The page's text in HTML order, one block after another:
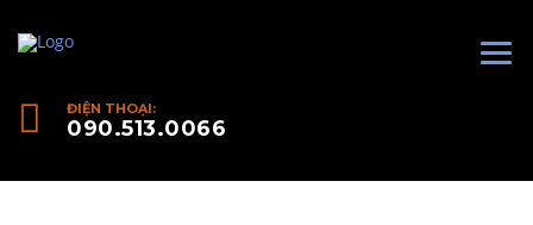
ĐIỆN THOẠI:
090.513.0066